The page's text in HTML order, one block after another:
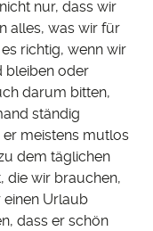
nur, dass wir
alles, was wir für
richtig, wenn wir
bleiben oder
darum bitten,
ständig
meistens mutlos
dem täglichen
die wir brauchen,
einen Urlaub
dass er schön